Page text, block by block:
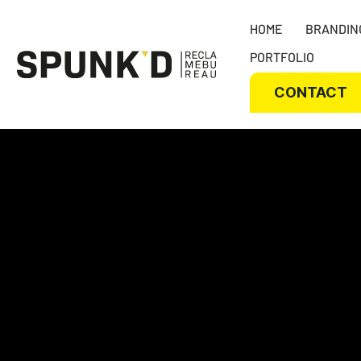
HOME
PORTFOLIO
CONTACT